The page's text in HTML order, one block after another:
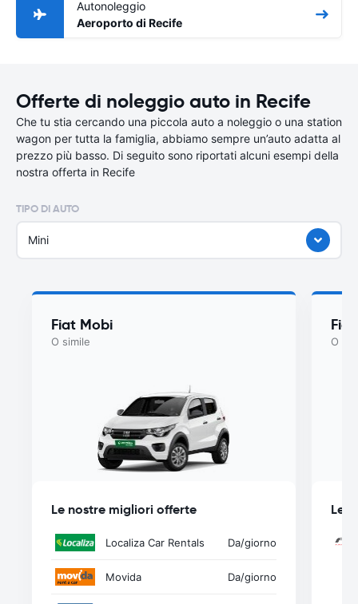
Autonoleggio
Aeroporto di Recife
Offerte di noleggio auto in Recife
Che tu stia cercando una piccola auto a noleggio o una station
wagon per tutta la famiglia, abbiamo sempre un’auto adatta al
prezzo più basso. Di seguito sono riportati alcuni esempi della
nostra offerta in Recife
TIPO DI AUTO
Mini
Fiat Mobi
O simile
Le nostre migliori offerte
Localiza Car Rentals Da/giorno
Movida Da/giorno
O
Le